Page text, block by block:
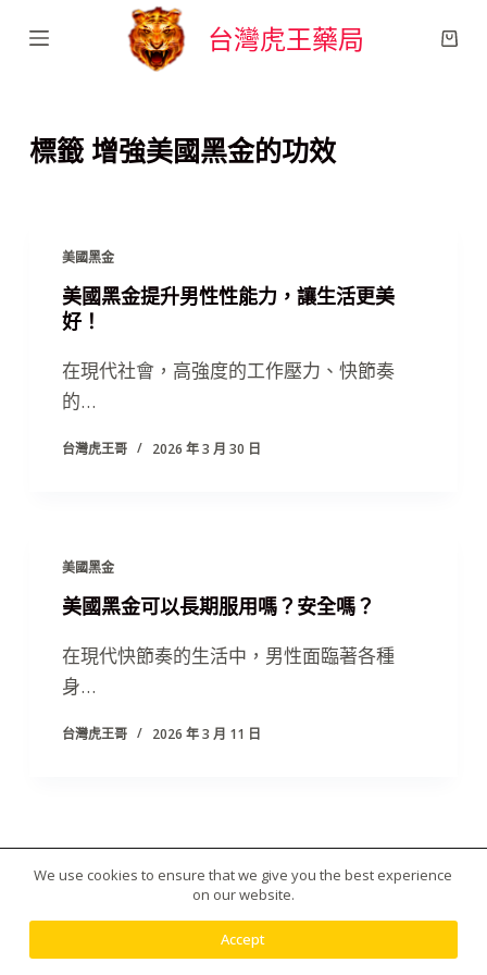
跳
內
台灣虎王藥局
標籤增強美國黑金的功效
美國黑金
美國黑金提升男性性能力，讓生活更美
好！
在現代社會，高強度的工作壓力、快節奏
的…
台灣虎王哥 2026 年 3 月 30 日
美國黑金
美國黑金可以長期服用嗎？安全嗎？
在現代快節奏的生活中，男性面臨著各種
身…
台灣虎王哥 2026 年 3 月 11 日
版權所有 © 2026 台灣虎王藥局|犀利士|威而鋼|日本藤
We use cookies to ensure that we give you the best experience
on our website.
Accept